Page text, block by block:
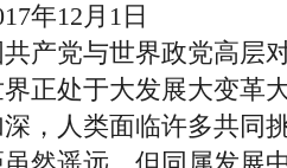
12月1日
党与世界政党高层
处于大发展大变革
，人类面临许多共同